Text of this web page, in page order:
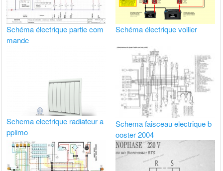
Schéma électrique partie com
mande
Schéma électrique voilier
Schema electrique radiateur a
pplimo
Schema faisceau electrique b
ooster 2004